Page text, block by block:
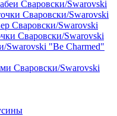
Сваровски/Swarovski
Сваровски/Swarovski
Сваровски/Swarovski
Сваровски/Swarovski
"Be Charmed"
Сваровски/Swarovski